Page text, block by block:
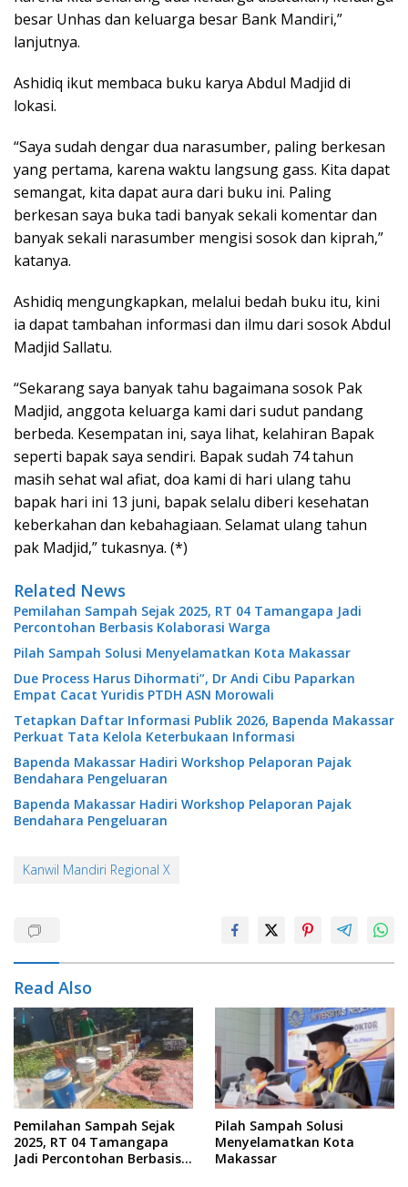
besar Unhas dan keluarga besar Bank Mandiri,”
lanjutnya.
Ashidiq ikut membaca buku karya Abdul Madjid di
lokasi.
“Saya sudah dengar dua narasumber, paling berkesan
yang pertama, karena waktu langsung gass. Kita dapat
semangat, kita dapat aura dari buku ini. Paling
berkesan saya buka tadi banyak sekali komentar dan
banyak sekali narasumber mengisi sosok dan kiprah,”
katanya.
Ashidiq mengungkapkan, melalui bedah buku itu, kini
ia dapat tambahan informasi dan ilmu dari sosok Abdul
Madjid Sallatu.
“Sekarang saya banyak tahu bagaimana sosok Pak
Madjid, anggota keluarga kami dari sudut pandang
berbeda. Kesempatan ini, saya lihat, kelahiran Bapak
seperti bapak saya sendiri. Bapak sudah 74 tahun
masih sehat wal afiat, doa kami di hari ulang tahu
bapak hari ini 13 juni, bapak selalu diberi kesehatan
keberkahan dan kebahagiaan. Selamat ulang tahun
pak Madjid,” tukasnya. (*)
Related News
Pemilahan Sampah Sejak 2025, RT 04 Tamangapa Jadi
Percontohan Berbasis Kolaborasi Warga
Pilah Sampah Solusi Menyelamatkan Kota Makassar
Due Process Harus Dihormati”, Dr Andi Cibu Paparkan
Empat Cacat Yuridis PTDH ASN Morowali
Tetapkan Daftar Informasi Publik 2026, Bapenda Makassar
Perkuat Tata Kelola Keterbukaan Informasi
Bapenda Makassar Hadiri Workshop Pelaporan Pajak
Bendahara Pengeluaran
Bapenda Makassar Hadiri Workshop Pelaporan Pajak
Bendahara Pengeluaran
Kanwil Mandiri Regional X
Read Also
Pemilahan Sampah Sejak
2025, RT 04 Tamangapa
Jadi Percontohan Berbasis
Pilah Sampah Solusi
Menyelamatkan Kota
Makassar